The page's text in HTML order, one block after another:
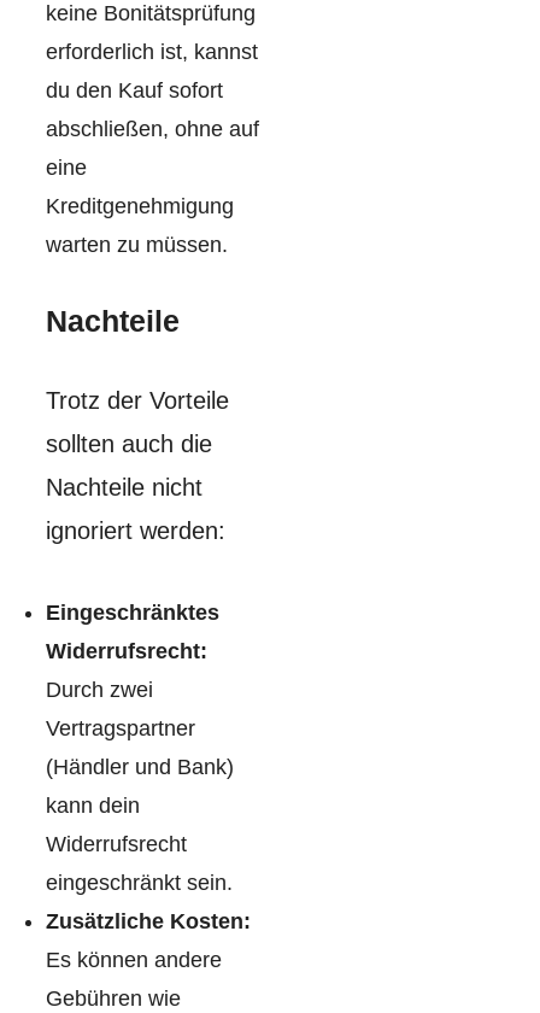
keine Bonitätsprüfung
erforderlich ist, kannst
du den Kauf sofort
abschließen, ohne auf
eine
Kreditgenehmigung
warten zu müssen.
Nachteile
Trotz der Vorteile
sollten auch die
Nachteile nicht
ignoriert werden:
Eingeschränktes
Widerrufsrecht:
Durch zwei
Vertragspartner
(Händler und Bank)
kann dein
Widerrufsrecht
eingeschränkt sein.
Zusätzliche Kosten:
Es können andere
Gebühren wie